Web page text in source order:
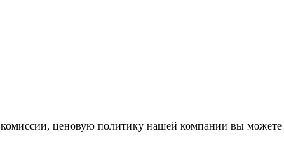
комиссии, ценовую политику нашей компании вы можете